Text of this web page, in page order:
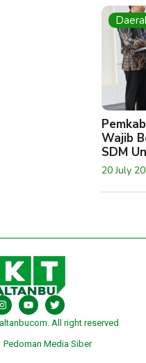
Wajib
SDM
20 July
All right reserved
Pedoman Media Siber